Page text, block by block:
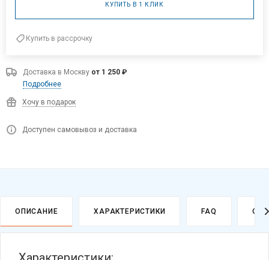
КУПИТЬ В 1 КЛИК
Купить в рассрочку
Доставка в Москву от 1 250 ₽
Подробнее
Хочу в подарок
Доступен самовывоз и доставка
ОПИСАНИЕ ХАРАКТЕРИСТИКИ FAQ